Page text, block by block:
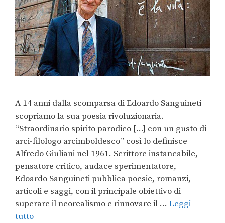
A 14 anni dalla scomparsa di Edoardo Sanguineti
scopriamo la sua poesia rivoluzionaria.
“Straordinario spirito parodico […] con un gusto di
arci-filologo arcimboldesco” così lo definisce
Alfredo Giuliani nel 1961. Scrittore instancabile,
pensatore critico, audace sperimentatore,
Edoardo Sanguineti pubblica poesie, romanzi,
articoli e saggi, con il principale obiettivo di
superare il neorealismo e rinnovare il … Leggi
tutto